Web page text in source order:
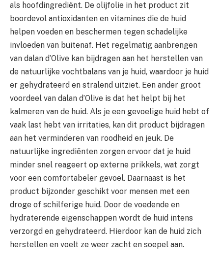
als hoofdingrediënt. De olijfolie in het product zit
boordevol antioxidanten en vitamines die de huid
helpen voeden en beschermen tegen schadelijke
invloeden van buitenaf. Het regelmatig aanbrengen
van dalan d’Olive kan bijdragen aan het herstellen van
de natuurlijke vochtbalans van je huid, waardoor je huid
er gehydrateerd en stralend uitziet. Een ander groot
voordeel van dalan d’Olive is dat het helpt bij het
kalmeren van de huid. Als je een gevoelige huid hebt of
vaak last hebt van irritaties, kan dit product bijdragen
aan het verminderen van roodheid en jeuk. De
natuurlijke ingrediënten zorgen ervoor dat je huid
minder snel reageert op externe prikkels, wat zorgt
voor een comfortabeler gevoel. Daarnaast is het
product bijzonder geschikt voor mensen met een
droge of schilferige huid. Door de voedende en
hydraterende eigenschappen wordt de huid intens
verzorgd en gehydrateerd. Hierdoor kan de huid zich
herstellen en voelt ze weer zacht en soepel aan.